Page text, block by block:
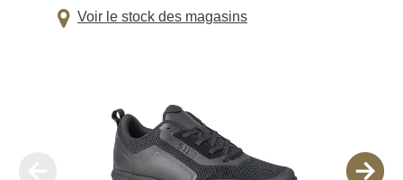
Voir le stock des magasins